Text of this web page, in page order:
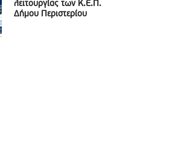
λειτουργίας των Κ.Ε.Π.
Δήμου Περιστερίου